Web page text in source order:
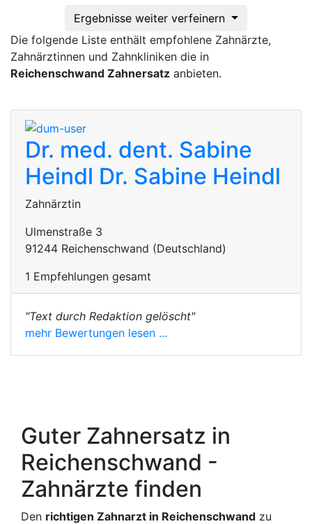
Ergebnisse weiter verfeinern
Die folgende Liste enthält empfohlene Zahnärzte,
Zahnärztinnen und Zahnkliniken die in
Reichenschwand Zahnersatz anbieten.
Dr. med. dent. Sabine
Heindl Dr. Sabine Heindl
Zahnärztin
Ulmenstraße 3
91244 Reichenschwand (Deutschland)
1 Empfehlungen gesamt
"Text durch Redaktion gelöscht"
mehr Bewertungen lesen ...
Guter Zahnersatz in
Reichenschwand -
Zahnärzte finden
Den richtigen Zahnarzt in Reichenschwand zu